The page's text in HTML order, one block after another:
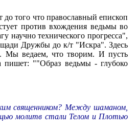
того что православный епископ
против вхождения ведьмы во
научно технического прогресса",
Дружбы до к/т "Искра". Здесь
Мы ведаем, что творим. И пусть
пишет: ""Образ ведьмы - глубоко
священником? Между шаманом,
молитв стали Телом и Плотью